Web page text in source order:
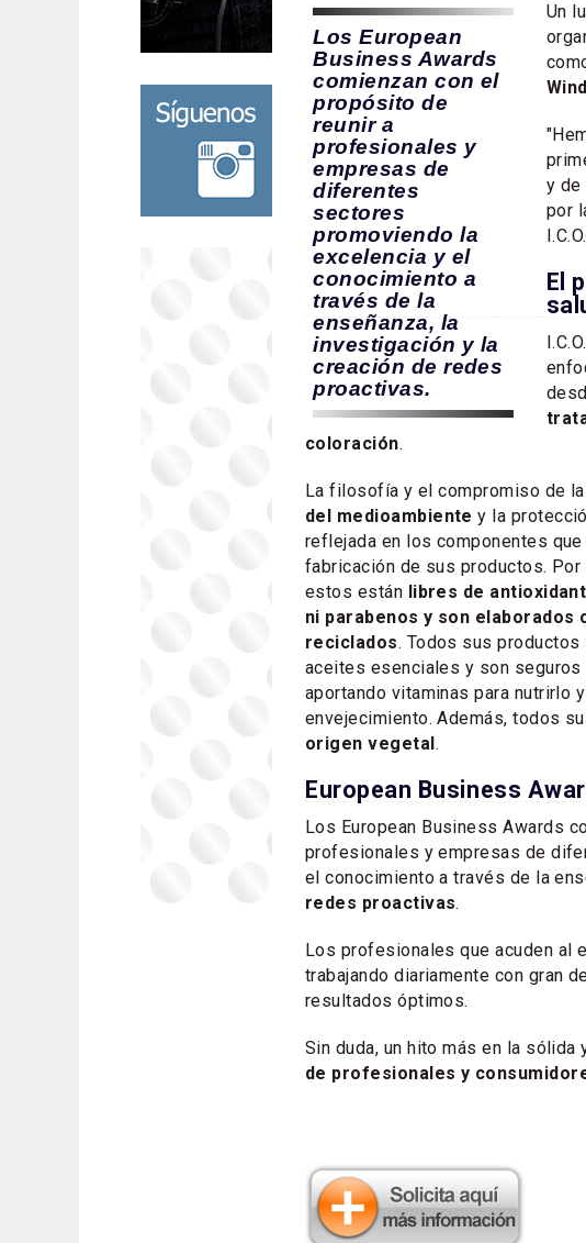
Los European
Business Awards
comienzan con el
propósito de
reunir a
profesionales y
empresas de
diferentes
sectores
promoviendo la
excelencia y el
conocimiento a
través de la
enseñanza, la
investigación y la
creación de redes
proactivas.
Un
y de
por
El
coloración.
La filosofía y el compromiso de la
del medioambiente y la
reflejada en los componentes
fabricación de sus productos. Por
estos están libres de
ni parabenos y son elaborados
reciclados. Todos sus
aceites esenciales y son
aportando vitaminas para nutrirlo
envejecimiento. Además, todos
origen vegetal.
European Business
Los European Business Awards
profesionales y empresas de
el conocimiento a través de la
redes proactivas.
Los profesionales que acuden al
trabajando diariamente con gran
resultados óptimos.
Sin duda, un hito más en la sólida
de profesionales y